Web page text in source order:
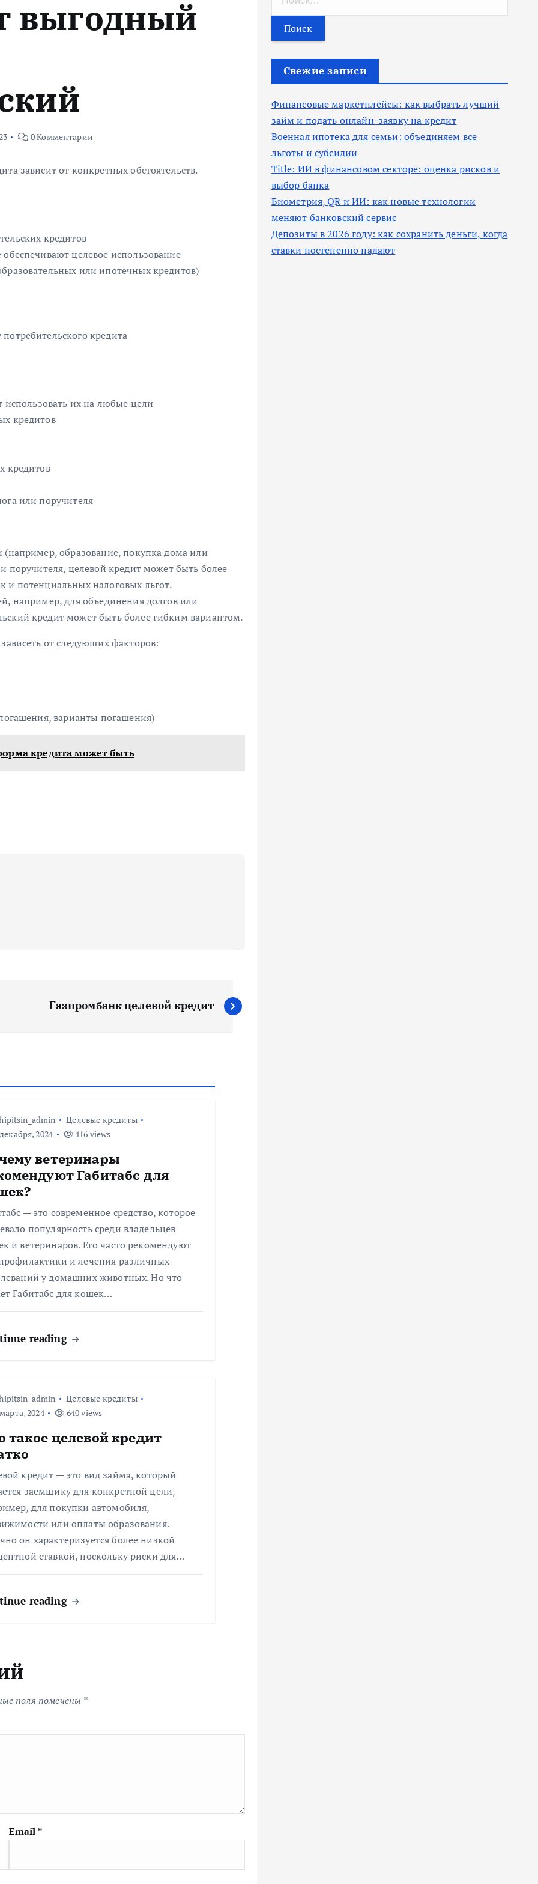
выгодный
0 Комментарии
зависит от конкретных обстоятельств.
кредитов
целевое использование
или ипотечных кредитов)
кредита
использовать их на любые цели
кредитов
кредитов
или поручителя
образование, покупка дома или
поручителя, целевой кредит может быть более
и потенциальных налоговых льгот.
например, для объединения долгов или
кредит может быть более гибким вариантом.
от следующих факторов:
варианты погашения)
кредита может быть
Газпромбанк целевой кредит
Целевые кредиты
2024
416 views
ветеринары
Габитабс для
— это современное средство, которое
популярность среди владельцев
и ветеринаров. Его часто рекомендуют
и лечения различных
у домашних животных. Но что
Габитабс для кошек…
reading
Целевые кредиты
2024
640 views
такое целевой кредит
кредит — это вид займа, который
заемщику для конкретной цели,
для покупки автомобиля,
или оплаты образования.
он характеризуется более низкой
ставкой, поскольку риски для…
reading
поля помечены *
Email *
т
и
Свежие записи
Финансовые маркетплейсы: как выбрать лучший
займ и подать онлайн-заявку на кредит
Военная ипотека для семьи: объединяем все
льготы и субсидии
Title: ИИ в финансовом секторе: оценка рисков и
выбор банка
Биометрия, QR и ИИ: как новые технологии
меняют банковский сервис
Депозиты в 2026 году: как сохранить деньги, когда
ставки постепенно падают